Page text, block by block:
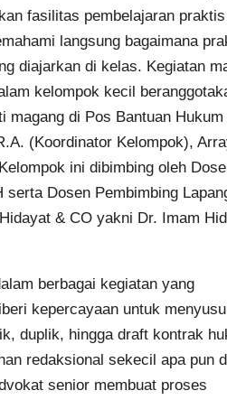
fasilitas pembelajaran
langsung bagaimana
diajarkan di kelas. Kegiatan
kelompok kecil
magang di Pos Bantuan Hukum
(Koordinator Kelompok),
ini dibimbing oleh
Dosen Pembimbing
& CO yakni Dr. Imam
berbagai kegiatan yang
kepercayaan untuk
duplik, hingga draft kontrak
redaksional sekecil apa pun
senior membuat proses